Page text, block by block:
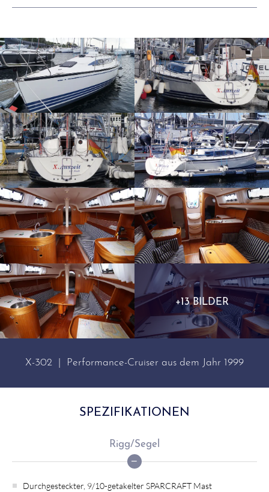
+13 BILDER
X-302 | Performance-Cruiser aus dem Jahr 1999
SPEZIFIKATIONEN
Rigg/Segel
Durchgesteckter, 9/10-getakelter SPARCRAFT Mast